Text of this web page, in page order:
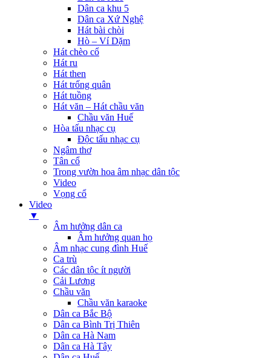
Dân ca khu 5
Dân ca Xứ Nghệ
Hát bài chòi
Hò – Ví Dặm
Hát chèo cổ
Hát ru
Hát then
Hát trống quân
Hát tuồng
Hát văn – Hát chầu văn
Chầu văn Huế
Hòa tấu nhạc cụ
Độc tấu nhạc cụ
Ngâm thơ
Tân cổ
Trong vườn hoa âm nhạc dân tộc
Video
Vọng cổ
Video
▼
Âm hưởng dân ca
Âm hưởng quan họ
Âm nhạc cung đình Huế
Ca trù
Các dân tộc ít người
Cải Lương
Chầu văn
Chầu văn karaoke
Dân ca Bắc Bộ
Dân ca Bình Trị Thiên
Dân ca Hà Nam
Dân ca Hà Tây